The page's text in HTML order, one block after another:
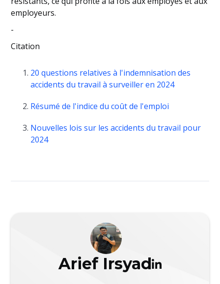
employeurs.
-
Citation
20 questions relatives à l'indemnisation des
accidents du travail à surveiller en 2024
Résumé de l'indice du coût de l'emploi
Nouvelles lois sur les accidents du travail pour
2024
Arief Irsyad